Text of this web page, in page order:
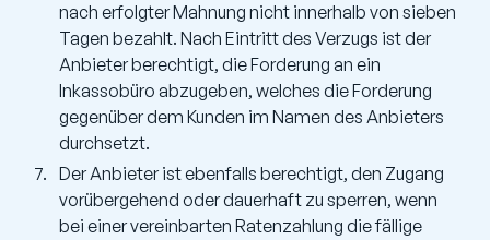
nach erfolgter Mahnung nicht innerhalb von sieben
Tagen bezahlt. Nach Eintritt des Verzugs ist der
Anbieter berechtigt, die Forderung an ein
Inkassobüro abzugeben, welches die Forderung
gegenüber dem Kunden im Namen des Anbieters
durchsetzt.
Der Anbieter ist ebenfalls berechtigt, den Zugang
vorübergehend oder dauerhaft zu sperren, wenn
bei einer vereinbarten Ratenzahlung die fällige